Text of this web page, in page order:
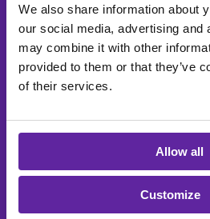
We also share information about
our social media, advertising and
may combine it with other
provided to them or that they’ve
of their services.
Allow all
Customize
Fornavn